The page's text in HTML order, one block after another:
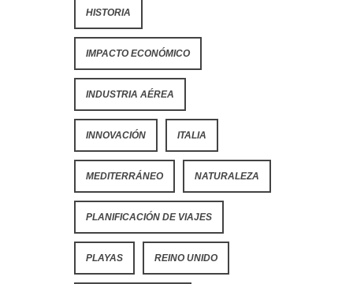
HISTORIA
IMPACTO ECONÓMICO
INDUSTRIA AÉREA
INNOVACIÓN ITALIA
MEDITERRÁNEO NATURALEZA
PLANIFICACIÓN DE VIAJES
PLAYAS REINO UNIDO